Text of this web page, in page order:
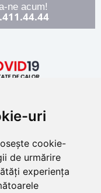
uri
cookie-
de urmărire
experiența
ne acum!